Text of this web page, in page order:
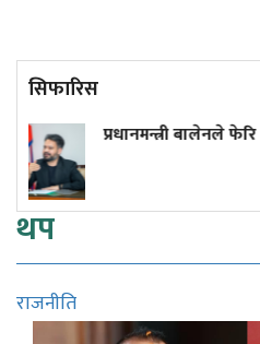
सिफारिस
थप
राजनीति